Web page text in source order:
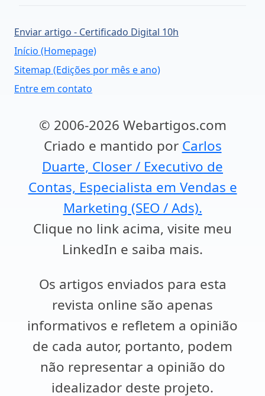
Enviar artigo - Certificado Digital 10h
Início (Homepage)
Sitemap (Edições por mês e ano)
Entre em contato
© 2006-2026 Webartigos.com
Criado e mantido por Carlos
Duarte, Closer / Executivo de
Contas, Especialista em Vendas e
Marketing (SEO / Ads).
Clique no link acima, visite meu
LinkedIn e saiba mais.
Os artigos enviados para esta
revista online são apenas
informativos e refletem a opinião
de cada autor, portanto, podem
não representar a opinião do
idealizador deste projeto.